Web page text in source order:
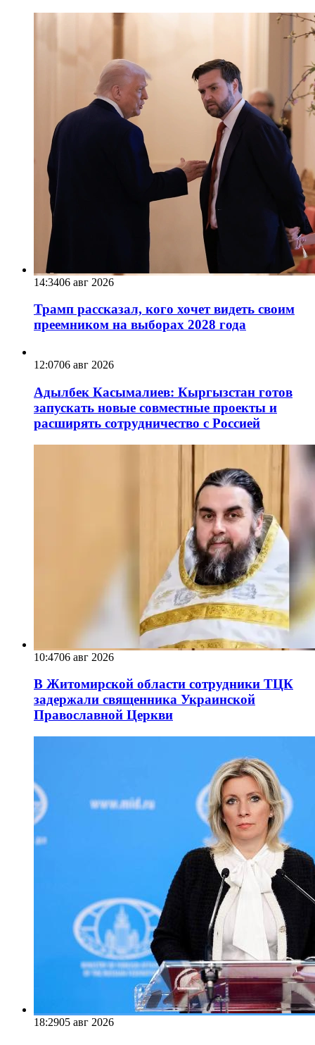
14:3406 авг 2026
Трамп рассказал, кого хочет видеть своим
преемником на выборах 2028 года
12:0706 авг 2026
Адылбек Касымалиев: Кыргызстан готов
запускать новые совместные проекты и
расширять сотрудничество с Россией
10:4706 авг 2026
В Житомирской области сотрудники ТЦК
задержали священника Украинской
Православной Церкви
18:2905 авг 2026